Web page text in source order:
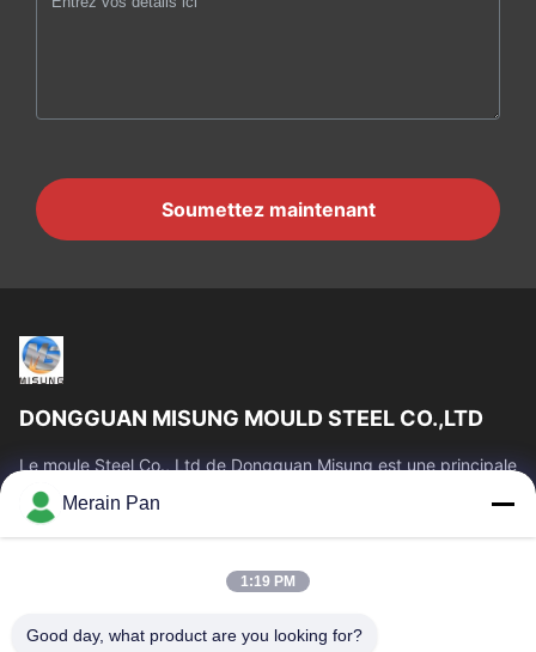
Soumettez maintenant
DONGGUAN MISUNG MOULD STEEL CO.,LTD
Le moule Steel Co., Ltd de Dongguan Misung est une principale
société de plastique d'approvisionnement meurent l'acier en
acier et chaud de...
Liens Rapides
Produits
VR Show
Au Sujet De Nous
Merain Pan
1:19 PM
Good day, what product are you looking for?